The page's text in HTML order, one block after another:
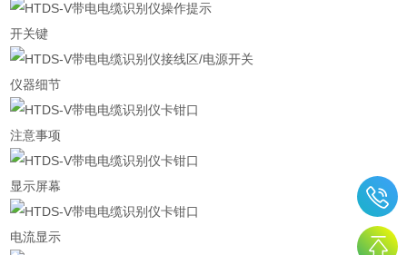
开关键
仪器细节
注意事项
显示屏幕
电流显示